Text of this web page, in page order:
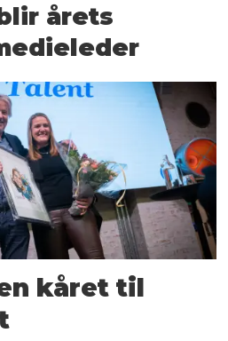
årets
kåret til